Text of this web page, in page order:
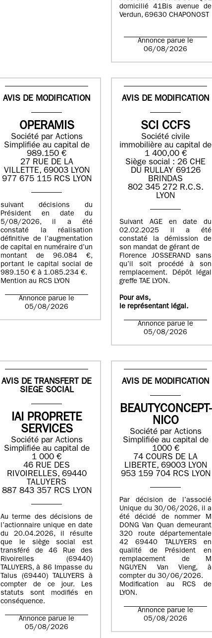
domicilié 41Bis avenue de
Verdun, 69630 CHAPONOST
Annonce parue le
06/08/2026
AVIS DE MODIFICATION
OPERAMIS
Société par Actions
Simplifiée au capital de
989.150 €
27 RUE DE LA
VILLETTE, 69003 LYON
977 675 115 RCS LYON
suivant décisions du
Président en date du
5/08/2026, il a été
constaté la réalisation
définitive de l’augmentation
de capital en numéraire d’un
montant de 96.084 €,
portant le capital social de
989.150 € à 1.085.234 €.
Mention au RCS LYON
Annonce parue le
05/08/2026
AVIS DE MODIFICATION
SCI CCFS
Société civile
immobilière au capital de
1 400,00 €
Siège social : 26 CHE
DU RULLAY 69126
BRINDAS
802 345 272 R.C.S.
LYON
Suivant AGE en date du
02.02.2025 il a été
constaté la démission de
son mandat de gérant de
Florence JOSSERAND sans
qu’il soit procédé à son
remplacement. Dépôt légal
greffe TAE LYON.
Pour avis,
le représentant légal.
Annonce parue le
05/08/2026
AVIS DE TRANSFERT DE
SIEGE SOCIAL
IAI PROPRETE
SERVICES
Société par Actions
Simplifiée au capital de
1 000 €
46 RUE DES
RIVOIRELLES, 69440
TALUYERS
887 843 357 RCS LYON
Au terme des décisions de
l’actionnaire unique en date
du 20.04.2026, il résulte
que le siège social est
transféré de 46 Rue des
Rivoirelles (69440)
TALUYERS, à 86 Impasse du
Talus (69440) TALUYERS à
compter de ce jour. Les
statuts sont modifiés en
conséquence.
Annonce parue le
05/08/2026
AVIS DE MODIFICATION
BEAUTYCONCEPT-
NICO
Société par Actions
Simplifiée au capital de
1000 €
74 COURS DE LA
LIBERTE, 69003 LYON
953 159 704 RCS LYON
Par décision de l’associé
Unique du 30/06/2026, il a
été décidé de nommer M
DONG Van Quan demeurant
320 route départementale
42 69440 TALUYERS en
qualité de Président en
remplacement de M
NGUYEN Van Vieng, à
compter du 30/06/2026.
Modification au RCS de
LYON.
Annonce parue le
05/08/2026